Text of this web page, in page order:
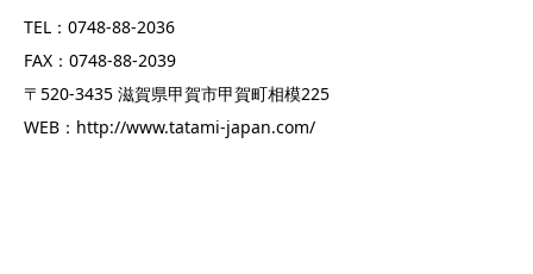
TEL：0748-88-2036
FAX：0748-88-2039
〒520-3435 滋賀県甲賀市甲賀町相模225
WEB： http://www.tatami-japan.com/